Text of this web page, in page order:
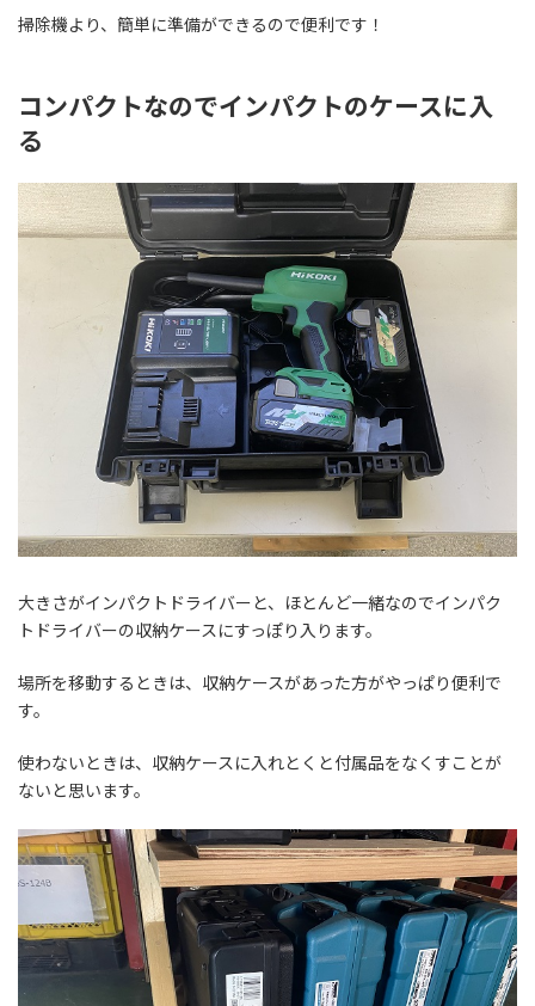
掃除機より、簡単に準備ができるので便利です！
コンパクトなのでインパクトのケースに入
る
大きさがインパクトドライバーと、ほとんど一緒なのでインパク
トドライバーの収納ケースにすっぽり入ります。
場所を移動するときは、収納ケースがあった方がやっぱり便利で
す。
使わないときは、収納ケースに入れとくと付属品をなくすことが
ないと思います。